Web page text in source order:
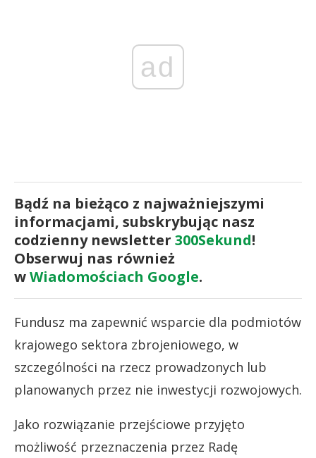
ad
Bądź na bieżąco z najważniejszymi
informacjami, subskrybując nasz
codzienny newsletter 300Sekund!
Obserwuj nas również
wWiadomościach Google.
Fundusz ma zapewnić wsparcie dla podmiotów
krajowego sektora zbrojeniowego, w
szczególności na rzecz prowadzonych lub
planowanych przez nie inwestycji rozwojowych.
Jako rozwiązanie przejściowe przyjęto
możliwość przeznaczenia przez Radę